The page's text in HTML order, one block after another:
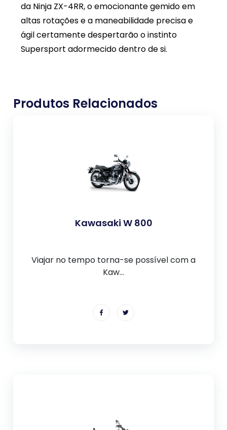
da Ninja ZX-4RR, o emocionante gemido em
altas rotações e a maneabilidade precisa e
ágil certamente despertarão o instinto
Supersport adormecido dentro de si.
Produtos Relacionados
Kawasaki W 800
Viajar no tempo torna-se possível com a
Kaw...